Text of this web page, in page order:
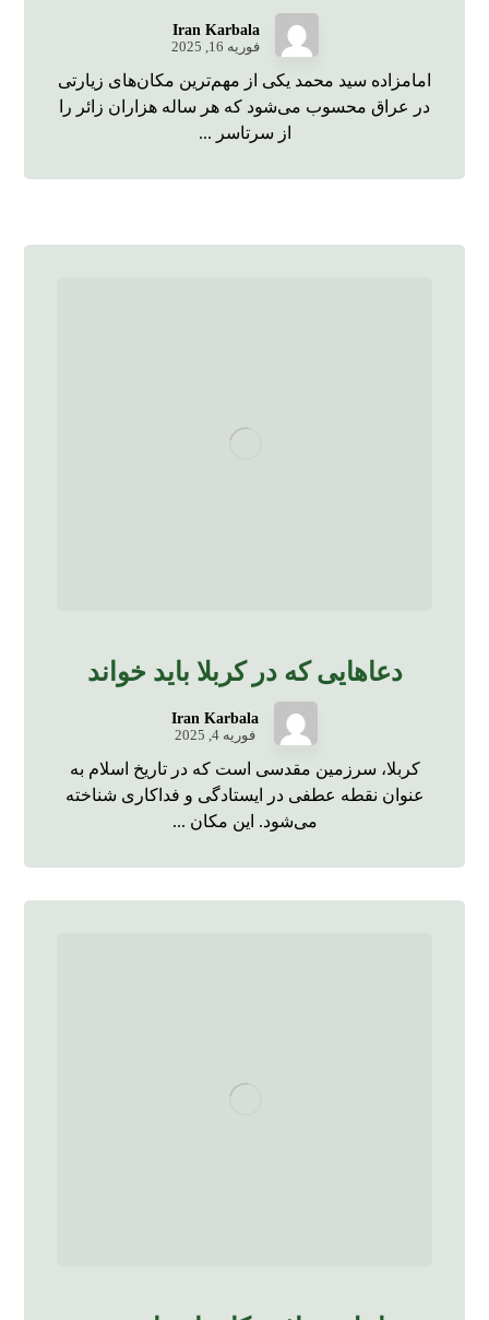
Iran Karbala
فوریه 16, 2025
امامزاده سید محمد یکی از مهم‌ترین مکان‌های زیارتی
در عراق محسوب می‌شود که هر ساله هزاران زائر را
از سرتاسر ...
دعاهایی که در کربلا باید خواند
Iran Karbala
فوریه 4, 2025
کربلا، سرزمین مقدسی است که در تاریخ اسلام به
عنوان نقطه عطفی در ایستادگی و فداکاری شناخته
می‌شود. این مکان ...